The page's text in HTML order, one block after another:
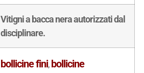
Vitigni a bacca nera autorizzati dal
disciplinare.
bollicine fini,bollicine